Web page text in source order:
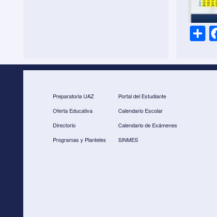
S
h
e
Preparatoria UAZ
Oferta Educativa
Directorio
Programas y Planteles
Portal del Estudiante
Calendario Escolar
Calendario de Exámenes
SINMES